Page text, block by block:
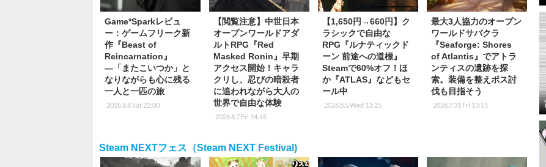
Game*Sparkレビュ
ー：ゲームフリーク新
作『Beast of
Reincarnation』
―「またこいつか」と
なりながらも心に残る
一人と一匹の旅
2026.8.8 Sat 22:00
【閲覧注意】中世日本
オープンワールドアダ
ルトRPG『Red
Masked Ronin』早期
アクセス開始！キャラ
クリし、忍びの暗殺者
に追われながら大人の
世界で自由な体験
2026.8.7 Fri 14:45
【1,650円→660円】ク
ラシックで自由な
RPG『ルナティックド
ーン 前途への道標』
Steamで60%オフ！ほ
か『ATLAS』などもセ
ール中
2026.8.5 Wed 13:25
最大3人協力のオープン
ワールドサバクラ
『Seaforge: Shores
of Atlantis』でアトラ
ンティスの遺跡を探
索。装備を整えボス討
伐も目指そう
2026.7.31 Fri 13:15
Steam NEXTフェス（Steam NEXT Festival)